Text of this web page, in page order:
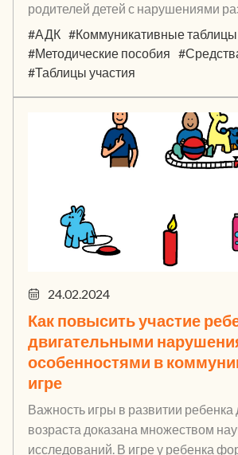
родителей детей с нарушениями
#АДК #Коммуникативные таблицы
#Методические пособия
#Таблицы участия
24.02.2024
Как повысить участие
двигательными
особенностями в
игре
Важность игры в развитии
возраста доказана множеством
исследований. В игре у ребенка